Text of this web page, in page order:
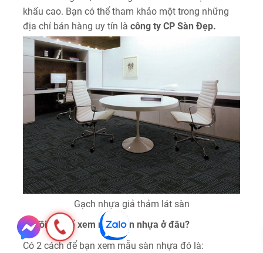
khấu cao. Bạn có thể tham khảo một trong những
địa chỉ bán hàng uy tín là công ty CP Sàn Đẹp.
Gạch nhựa giả thảm lát sàn
Q: Tôi có thể xem mẫu sàn nhựa ở đâu?
Có 2 cách để bạn xem mẫu sàn nhựa đó là: